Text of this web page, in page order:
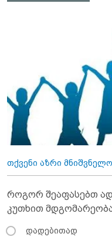
თქვენი აზრი
როგორ შეაფასებთ
კუთხით
დადებითად